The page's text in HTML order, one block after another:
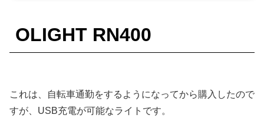
OLIGHT RN400
これは、自転車通勤をするようになってから購入したので
すが、USB充電が可能なライトです。